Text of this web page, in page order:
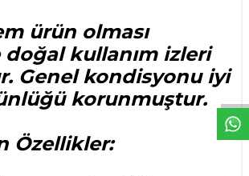
W
h
t
s
p
p
D
e
s
e
H
a
t
t
ürün olması
kullanım izleri
Genel kondisyonu iyi
korunmuştur.
Özellikler: